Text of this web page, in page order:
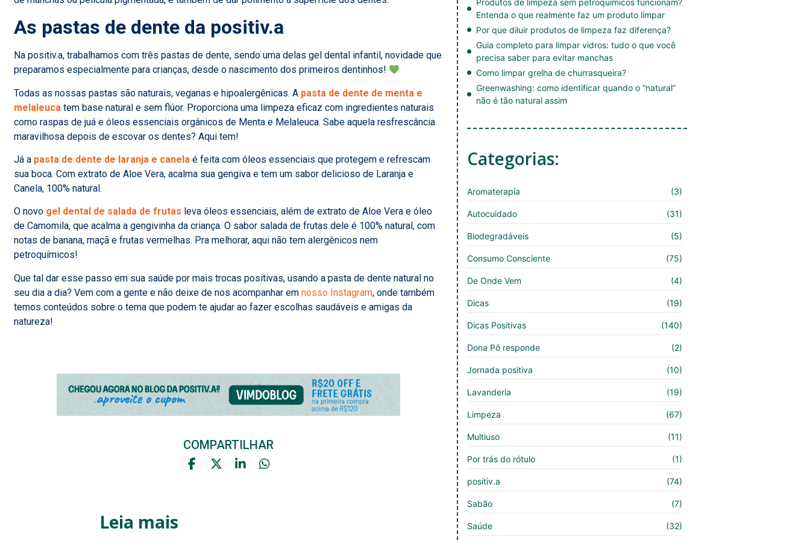
As pastas de dente da positiv.a
Na positiv.a, trabalhamos com três pastas de dente, sendo uma delas gel dental infantil, novidade que
preparamos especialmente para crianças, desde o nascimento dos primeiros dentinhos!
Todas as nossas pastas são naturais, veganas e hipoalergênicas. A pasta de dente de menta e
melaleuca tem base natural e sem flúor. Proporciona uma limpeza eficaz com ingredientes naturais
como raspas de juá e óleos essenciais orgânicos de Menta e Melaleuca. Sabe aquela resfrescância
maravilhosa depois de escovar os dentes? Aqui tem!
Já a pasta de dente de laranja e canelaé feita com óleos essenciais que protegem e refrescam
sua boca. Com extrato de Aloe Vera, acalma sua gengiva e tem um sabor delicioso de Laranja e
Canela, 100% natural.
O novo gel dental de salada de frutas leva óleos essenciais, além de extrato de Aloe Vera e óleo
de Camomila, que acalma a gengivinha da criança. O sabor salada de frutas dele é 100% natural, com
notas de banana, maçã e frutas vermelhas. Pra melhorar, aqui não tem alergênicos nem
petroquímicos!
Que tal dar esse passo em sua saúde por mais trocas positivas, usando a pasta de dente natural no
seu dia a dia? Vem com a gente e não deixe de nos acompanhar em nosso Instagram, onde também
temos conteúdos sobre o tema que podem te ajudar ao fazer escolhas saudáveis e amigas da
natureza!
COMPARTILHAR
Leia mais
Produtos de limpeza sem petroquímicos funcionam?
Entenda o que realmente faz um produto limpar
Por que diluir produtos de limpeza faz diferença?
Guia completo para limpar vidros: tudo o que você
precisa saber para evitar manchas
Como limpar grelha de churrasqueira?
Greenwashing: como identificar quando o “natural”
não é tão natural assim
Categorias:
Aromaterapia (3)
Autocuidado (31)
Biodegradáveis (5)
Consumo Consciente (75)
De Onde Vem (4)
Dicas (19)
Dicas Positivas (140)
Dona Pô responde (2)
Jornada positiva (10)
Lavanderia (19)
Limpeza (67)
Multiuso (11)
Por trás do rótulo (1)
positiv.a (74)
Sabão (7)
Saúde (32)